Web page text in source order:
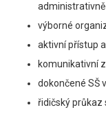
výborné
aktivní přístup
komunikativní
dokončené SŠ
řidičský průkaz